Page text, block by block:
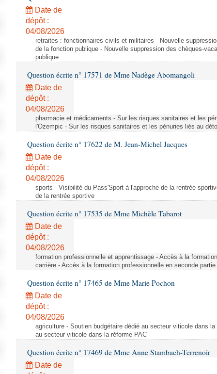
Date de
dépôt :
04/08/2026
retraites : fonctionnaires civils et militaires - Nouvelle
de la fonction publique - Nouvelle suppression des chèques-
publique
Question écrite n° 17571 de Mme Nadège Abomangoli
Date de
dépôt :
04/08/2026
pharmacie et médicaments - Sur les risques sanitaires et les
l'Ozempic - Sur les risques sanitaires et les pénuries liés au
Question écrite n° 17622 de M. Jean-Michel Jacques
Date de
dépôt :
04/08/2026
sports - Visibilité du Pass'Sport à l'approche de la rentrée
de la rentrée sportive
Question écrite n° 17535 de Mme Michèle Tabarot
Date de
dépôt :
04/08/2026
formation professionnelle et apprentissage - Accès à la
carrière - Accès à la formation professionnelle en seconde partie
Question écrite n° 17465 de Mme Marie Pochon
Date de
dépôt :
04/08/2026
agriculture - Soutien budgétaire dédié au secteur viticole dans
au secteur viticole dans la réforme PAC
Question écrite n° 17469 de Mme Anne Stambach-Terrenoir
Date de